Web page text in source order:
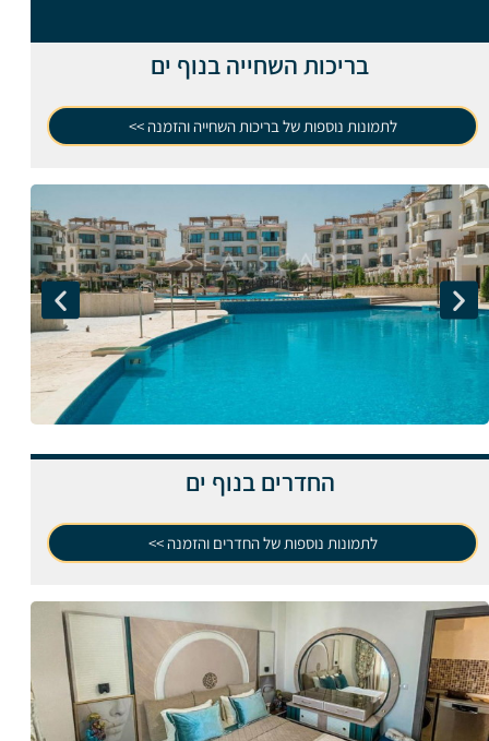
בריכות השחייה בנוף ים
לתמונות נוספות של בריכות השחייה והזמנה >>
החדרים בנוף ים
לתמונות נוספות של החדרים והזמנה >>